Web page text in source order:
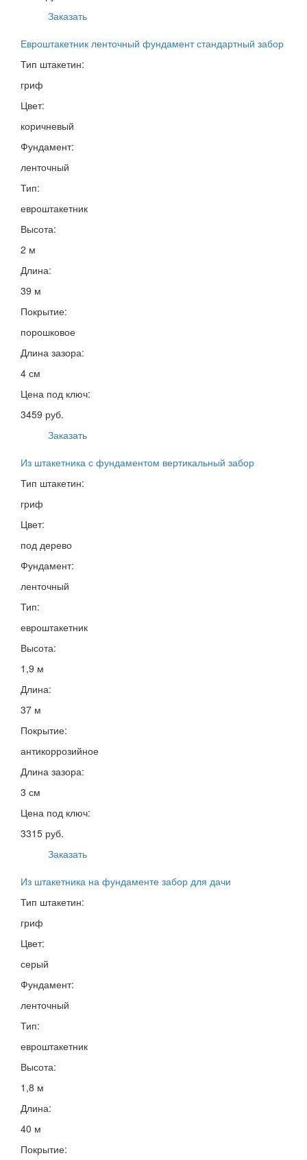
Заказать
Евроштакетник ленточный фундамент стандартный забор
Тип штакетин:
гриф
Цвет:
коричневый
Фундамент:
ленточный
Тип:
евроштакетник
Высота:
2 м
Длина:
39 м
Покрытие:
порошковое
Длина зазора:
4 см
Цена под ключ:
3459 руб.
Заказать
Из штакетника с фундаментом вертикальный забор
Тип штакетин:
гриф
Цвет:
под дерево
Фундамент:
ленточный
Тип:
евроштакетник
Высота:
1,9 м
Длина:
37 м
Покрытие:
антикоррозийное
Длина зазора:
3 см
Цена под ключ:
3315 руб.
Заказать
Из штакетника на фундаменте забор для дачи
Тип штакетин:
гриф
Цвет:
серый
Фундамент:
ленточный
Тип:
евроштакетник
Высота:
1,8 м
Длина:
40 м
Покрытие: